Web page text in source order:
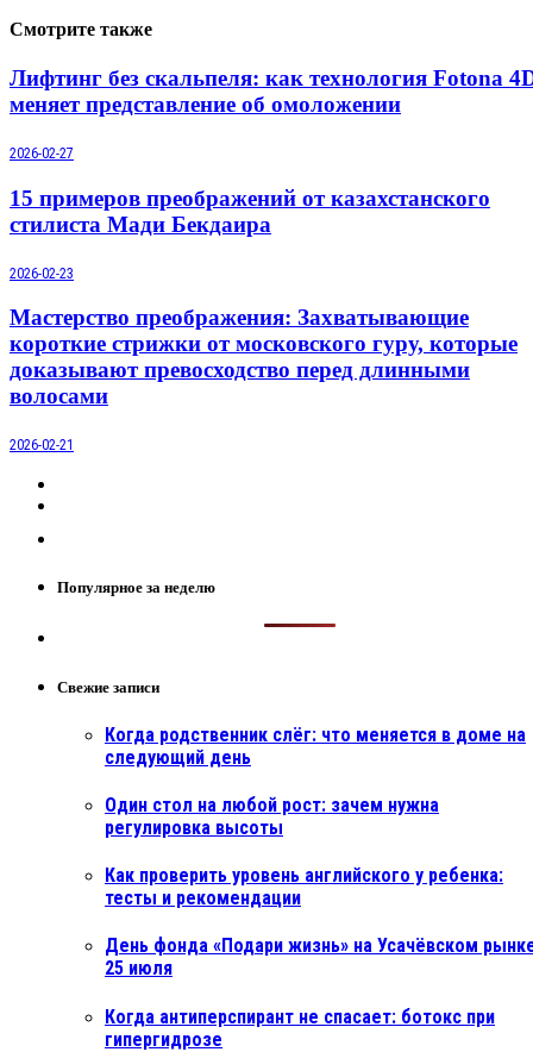
Смотрите также
Лифтинг без скальпеля: как технология Fotona
меняет представление об омоложении
2026-02-27
15 примеров преображений от казахстанского
стилиста Мади Бекдаира
2026-02-23
Мастерство преображения: Захватывающие
короткие стрижки от московского гуру, которые
доказывают превосходство перед длинными
волосами
2026-02-21
Популярное за неделю
Свежие записи
Когда родственник слёг: что меняется в доме на
следующий день
Один стол на любой рост: зачем нужна
регулировка высоты
Как проверить уровень английского у ребенка:
тесты и рекомендации
День фонда «Подари жизнь» на Усачёвском
25 июля
Когда антиперспирант не спасает: ботокс при
гипергидрозе